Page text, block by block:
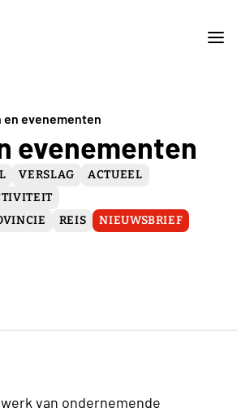
en evenementen
evenementen
VERSLAG
ACTUEEL
REIS NIEUWSBRIEF
van ondernemende